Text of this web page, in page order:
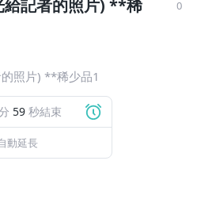
給記者的照片) **稀
0
照片) **稀少品1
59 秒結束
動延長